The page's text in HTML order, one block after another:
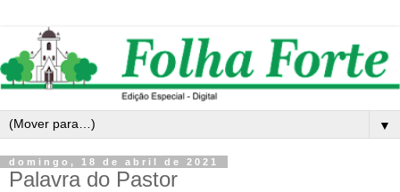
▼
domingo, 18 de abril de 2021
Palavra do Pastor